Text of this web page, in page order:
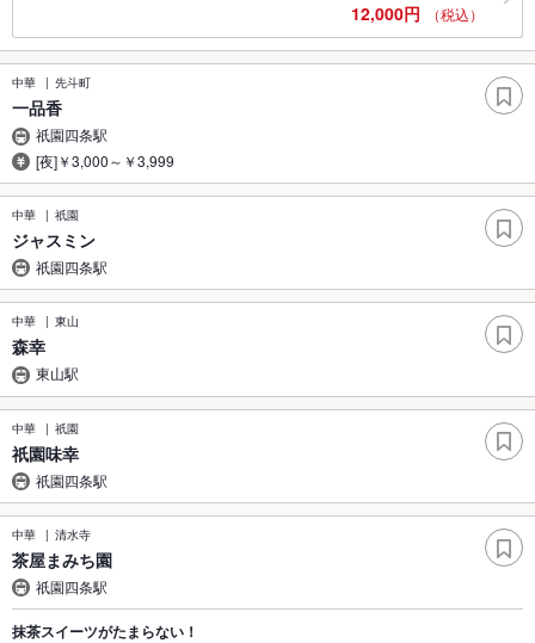
12,000円 （税込）
中華 先斗町
一品香
祇園四条駅
[夜]￥3,000～￥3,999
中華 祇園
ジャスミン
祇園四条駅
中華 東山
森幸
東山駅
中華 祇園
祇園味幸
祇園四条駅
中華 清水寺
茶屋まみち園
祇園四条駅
抹茶スイーツがたまらない！